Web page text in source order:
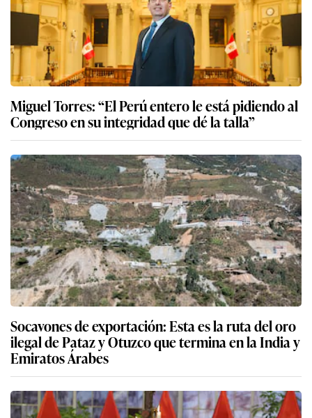
Miguel Torres: “El Perú entero le está pidiendo al
Congreso en su integridad que dé la talla”
Socavones de exportación: Esta es la ruta del oro
ilegal de Pataz y Otuzco que termina en la India y
Emiratos Árabes